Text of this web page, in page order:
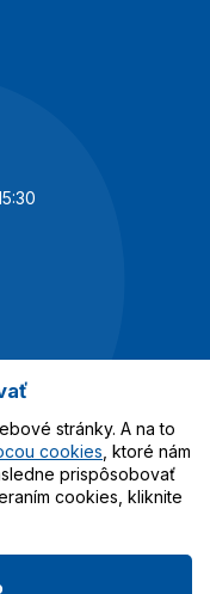
stránky. A na to
cookies , ktoré nám
prispôsobovať
cookies, kliknite